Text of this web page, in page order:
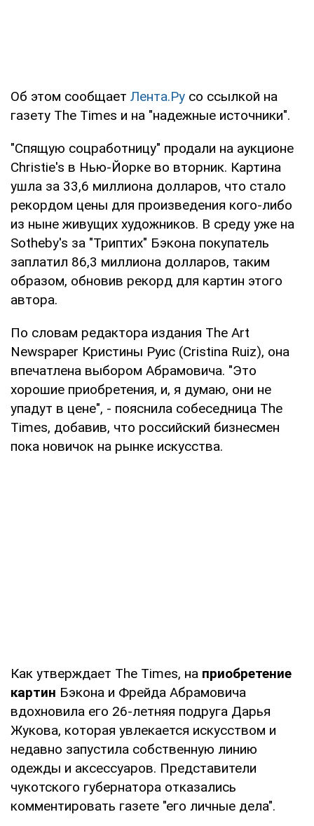
Об этом сообщает Лента.Ру со ссылкой на
газету The Times и на "надежные источники".
"Спящую соцработницу" продали на аукционе
Christie's в Нью-Йорке во вторник. Картина
ушла за 33,6 миллиона долларов, что стало
рекордом цены для произведения кого-либо
из ныне живущих художников. В среду уже на
Sotheby's за "Триптих" Бэкона покупатель
заплатил 86,3 миллиона долларов, таким
образом, обновив рекорд для картин этого
автора.
По словам редактора издания The Art
Newspaper Кристины Руис (Cristina Ruiz), она
впечатлена выбором Абрамовича. "Это
хорошие приобретения, и, я думаю, они не
упадут в цене", - пояснила собеседница The
Times, добавив, что российский бизнесмен
пока новичок на рынке искусства.
Как утверждает The Times, на приобретение
картин Бэкона и Фрейда Абрамовича
вдохновила его 26-летняя подруга Дарья
Жукова, которая увлекается искусством и
недавно запустила собственную линию
одежды и аксессуаров. Представители
чукотского губернатора отказались
комментировать газете "его личные дела".